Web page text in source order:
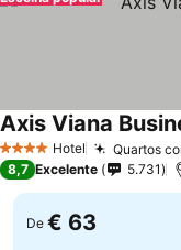
4 EstrelasHotel Quartos
Axis Viana
8,7 Excelente 5.731
De € 63